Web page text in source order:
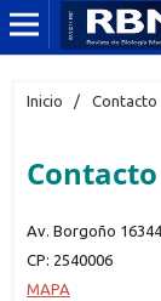
Inicio / Contacto
Contacto
Av. Borgoño
CP: 2540006
MAPA